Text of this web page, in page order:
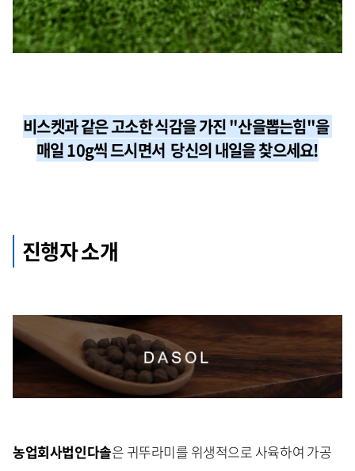
비스켓과 같은 고소한 식감을 가진 "산을뽑는힘"을
매일 10g씩 드시면서 당신의 내일을 찾으세요!
진행자 소개
농업회사법인다솔은 귀뚜라미를 위생적으로 사육하여 가공